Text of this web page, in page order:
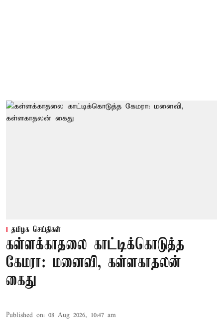
தமிழக செய்திகள்
கள்ளக்காதலை காட்டிக்கொடுத்த
கேமரா: மனைவி, கள்ளகாதலன்
கைது
Published on: 08 Aug 2026, 10:47 am